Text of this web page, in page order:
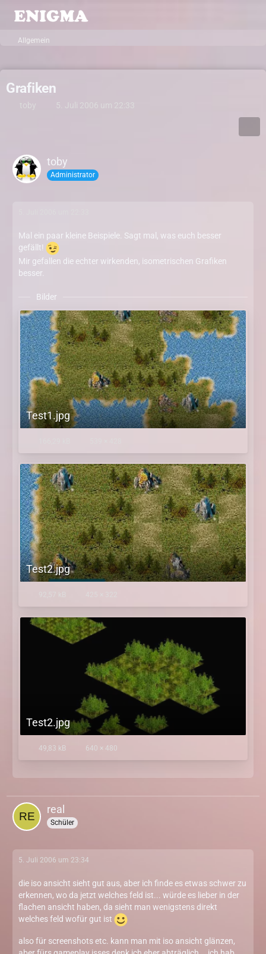
Allgemein
Grafiken
toby 5. Juli 2006 um 22:33
toby
Administrator
Mal ein paar kleine Beispiele. Sagt mal, was euch besser
gefällt!
Mir gefallen die echter wirkenden, isometrischen Grafiken
besser.
Bilder
Test1.jpg
Test2.jpg
Test2.jpg
49,83 kB 640 × 480
real
Schüler
5. Juli 2006 um 23:34
die iso ansicht sieht gut aus, aber ich finde es etwas schwer zu
erkennen, wo da jetzt welches feld ist... würde es lieber in der
flachen ansicht haben, da sieht man wenigstens direkt
welches feld wofür gut ist
also für screenshots etc. kann man mit iso ansicht glänzen,